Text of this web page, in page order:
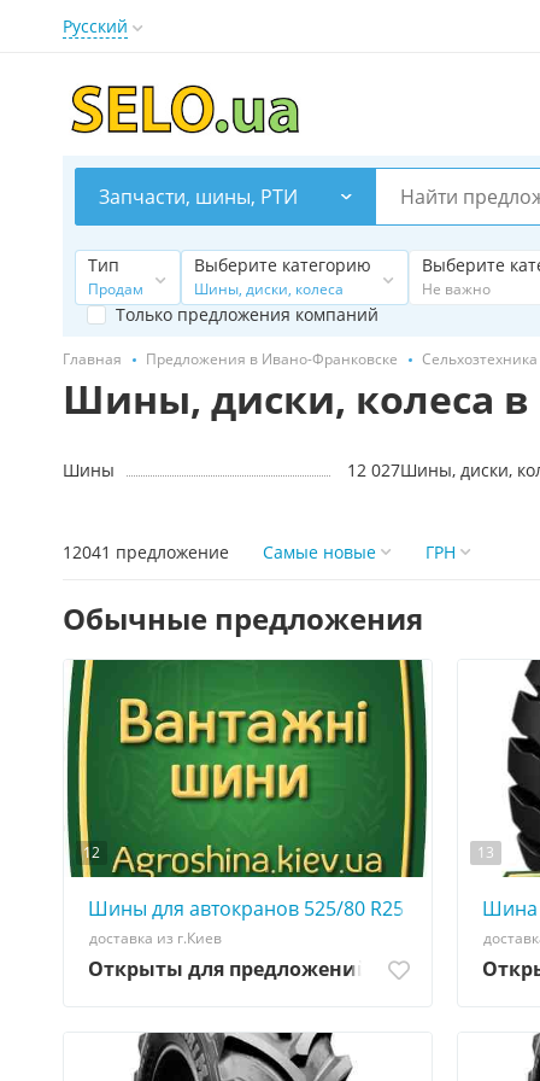
Русский
Запчасти, шины, РТИ
Тип
Продам
Выберите категорию
Шины, диски, колеса
Выберите
Не важно
Только предложения компаний
Главная Предложения в Ивано-Франковске
Шины, диски, колеса
Шины 12 027Шины, диски,
12041 предложение Самые новые ГРН
Обычные предложения
12
Шины для автокранов 525/80 R25 - АГРО ШИНА
доставка из г.Киев
Открыты для предложений
13
Шина